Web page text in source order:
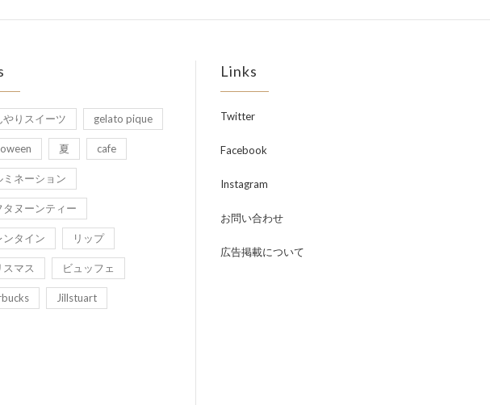
やりスイーツ gelato pique
夏 cafe
ミネーション
タヌーンティー
ンタイン リップ
スマス ビュッフェ
Jillstuart
Links
Twitter
Facebook
Instagram
お問い合わせ
広告掲載について